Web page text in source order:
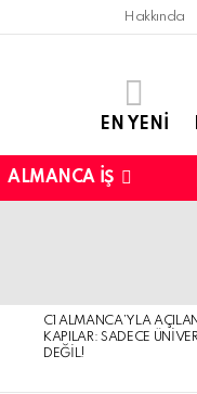
Hakkında
EN YENI
ALMANCA İŞ
C1 ALMANCA’YLA AÇILAN
KAPILAR: SADECE
DEĞIL!